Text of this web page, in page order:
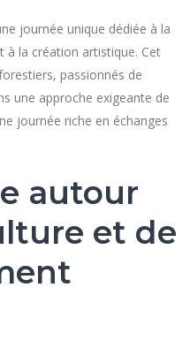
journée unique dédiée à la
à la création artistique. Cet
passionnés de
une approche exigeante de
journée riche en échanges
autour
et de